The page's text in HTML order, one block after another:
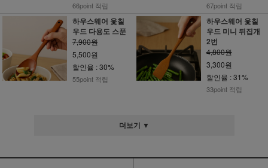
66point 적립 67point 적립
하우스웨어 옻칠
우드 다용도 스푼
7,900원
5,500원
할인율 : 30%
55point 적립
하우스웨어 옻칠
우드 미니 뒤집개
2번
4,800원
3,300원
할인율 : 31%
33point 적립
더보기 ▼